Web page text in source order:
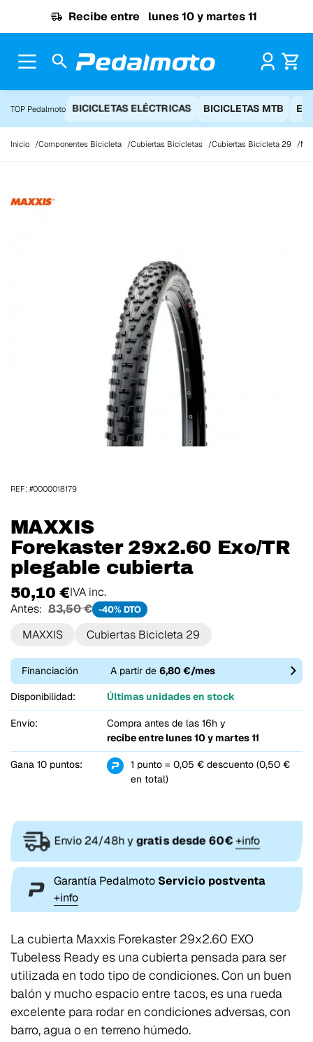
Recibe entre lunes 10 y martes 11
TOP Pedalmoto BICICLETAS ELÉCTRICAS BICICLETAS MTB
Inicio Componentes Bicicleta Cubiertas Bicicletas Cubiertas Bicicleta 29
MAXXIS
Forekaster 29x2.60 Exo/TR
plegable cubierta
50,10 €IVA inc.
Antes: 83,50 € -40% DTO
MAXXIS Cubiertas Bicicleta 29
Financiación A partir de6,80 €/mes
Disponibilidad: Últimas unidades en stock
Envío:
Compra antes de las 16h y
recibe entre lunes 10 y martes 11
Gana 10 puntos:
1 punto = 0,05 € descuento (0,50 €
en total)
REF: #0000018179
Envio 24/48h ygratis desde 60€+info
Garantía Pedalmoto Servicio postventa
+info
La cubierta Maxxis Forekaster 29x2.60 EXO
Tubeless Ready es una cubierta pensada para ser
utilizada en todo tipo de condiciones. Con un buen
balón y mucho espacio entre tacos, es una rueda
excelente para rodar en condiciones adversas, con
barro, agua o en terreno húmedo.